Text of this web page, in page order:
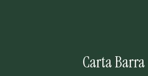
Carta Barra